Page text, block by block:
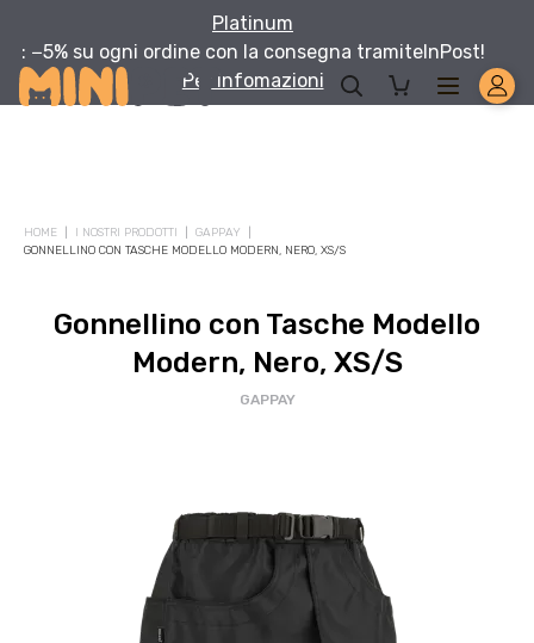
Platinum
: −5% su ogni ordine con la consegna tramiteInPost!
Per infomazioni
HOME I NOSTRI PRODOTTI
GAPPAY
GONNELLINO CON TASCHE MODELLO MODERN, NERO, XS/S
Gonnellino con Tasche Modello
Modern, Nero, XS/S
GAPPAY